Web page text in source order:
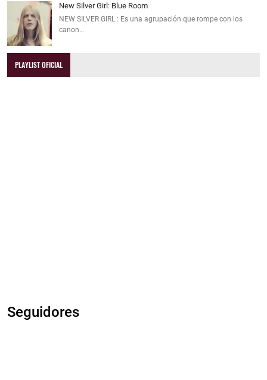
New Silver Girl: Blue Room
NEW SILVER GIRL : Es una agrupación que rompe con los
canon…
PLAYLIST OFICIAL
Seguidores